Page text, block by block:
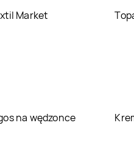
Market
na wędzonce